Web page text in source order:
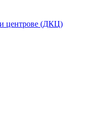
центрове (ДКЦ)